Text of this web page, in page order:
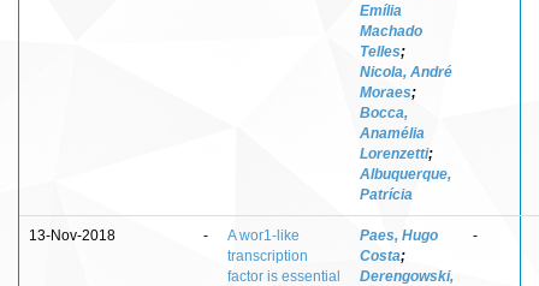
Emília
Machado
Telles;
Nicola, André
Moraes;
Bocca,
Anamélia
Lorenzetti;
Albuquerque,
Patrícia
13-Nov-2018 -
A wor1-like
transcription
factor is essential
Paes, Hugo
Costa;
Derengowski,
-